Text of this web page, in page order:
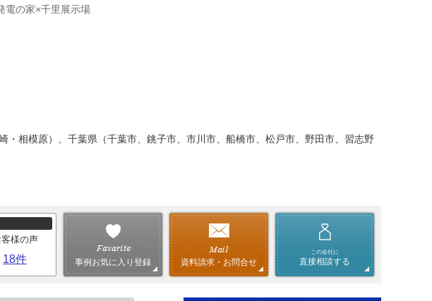
電の家×千里展示場
相模原）、千葉県（千葉市、銚子市、市川市、船橋市、松戸市、野田市、習志野
客様の声
18件 事例お気に入り登録 資料請求・お問合せ
この会社に
直接相談する